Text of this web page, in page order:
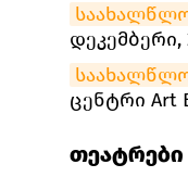
დეკემბერი,
ცენტრი Art
თეატრები